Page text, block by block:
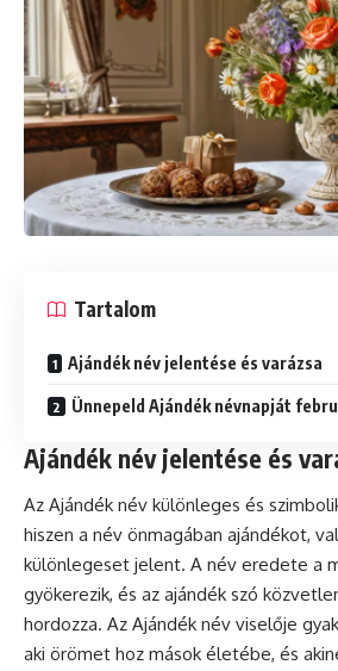
Tartalom
Ajándék név jelentése és varázsa
Ünnepeld Ajándék névnapját
Ajándék név jelentése és
Az Ajándék név különleges és
hiszen a név önmagában ajándékot,
különlegeset jelent. A név eredete a
gyökerezik, és az ajándék szó
hordozza. Az Ajándék név viselője
aki örömet hoz mások életébe, és